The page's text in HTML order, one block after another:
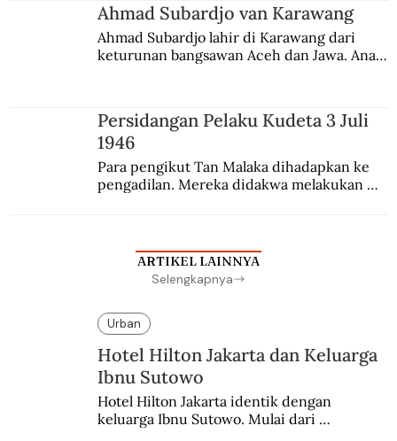
Ahmad Subardjo van Karawang
Ahmad Subardjo lahir di Karawang dari
keturunan bangsawan Aceh dan Jawa. Anak
Persidangan Pelaku Kudeta 3 Juli
1946
Para pengikut Tan Malaka dihadapkan ke
pengadilan. Mereka didakwa melakukan
ARTIKEL LAINNYA
Selengkapnya
Urban
Hotel Hilton Jakarta dan Keluarga
Ibnu Sutowo
Hotel Hilton Jakarta identik dengan
keluarga Ibnu Sutowo. Mulai dari